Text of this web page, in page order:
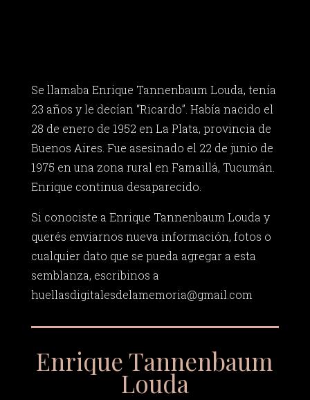
Se llamaba Enrique Tannenbaum Louda, tenía
23 años y le decían “Ricardo”. Había nacido el
28 de enero de 1952 en La Plata, provincia de
Buenos Aires. Fue asesinado el 22 de junio de
1975 en una zona rural en Famaillá, Tucumán.
Enrique continua desaparecido.
Si conociste a Enrique Tannenbaum Louda y
querés enviarnos nueva información, fotos o
cualquier dato que se pueda agregar a esta
semblanza, escribinos a
huellasdigitalesdelamemoria@gmail.com
Enrique Tannenbaum
Louda